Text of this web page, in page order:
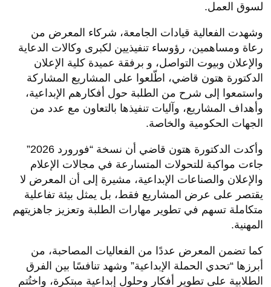
لسوق العمل.
‏وشهدت الفعالية قيادات الجامعة، شركاء المعرض من
رعاة ومساهمين، رؤوساء تنفيذيين لكبرى وكالات الدعاية
والإعلان وبيوت التواصل، و برفقة عميدة كلية الإعلان
الدكتورة هتون قاضي، اطّلعوا على المشاريع المشاركة
واستمعوا إلى شرح من الطلبة حول أفكارهم الإبداعية،
وأهداف المشاريع، وآليات تنفيذها بالتعاون مع عدد من
الجهات الحكومية والخاصة.
‏وأكدت الدكتورة هتون قاضي أن نسخة “فورورد 2026”
جاءت مواكبة للتحولات المتسارعة في مجالات الإعلام
والإعلان والصناعات الإبداعية، مشيرة إلى أن المعرض لا
يقتصر على عرض المشاريع فقط، بل يمثل بيئة تفاعلية
متكاملة تسهم في تطوير مهارات الطلبة وتعزيز جاهزيتهم
المهنية.
‏كما تضمن المعرض عددًا من الفعاليات المصاحبة، من
أبرزها “تحدي الحملة الإبداعية” وشهد تنافسًا بين الفرق
الطلابية على تطوير أفكار وحلول إبداعية مبتكرة، واختُتم